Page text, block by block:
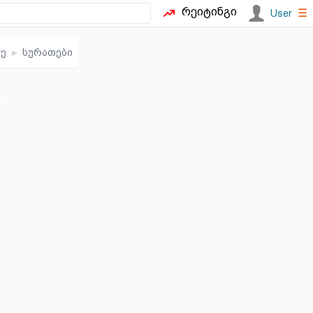
რეიტინგი User ☰
▸ სურათები